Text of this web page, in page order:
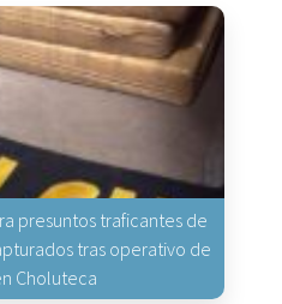
presuntos traficantes de
tras operativo de
Choluteca